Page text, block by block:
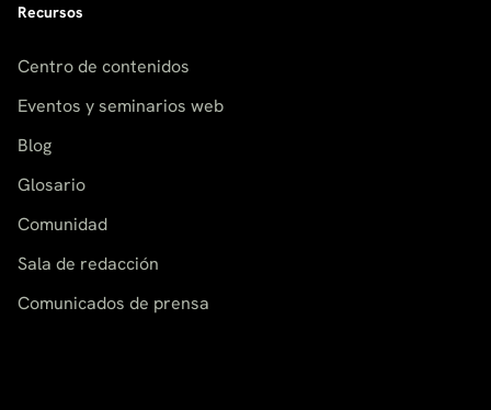
Recursos
Centro de contenidos
Eventos y seminarios web
Blog
Glosario
Comunidad
Sala de redacción
Comunicados de prensa